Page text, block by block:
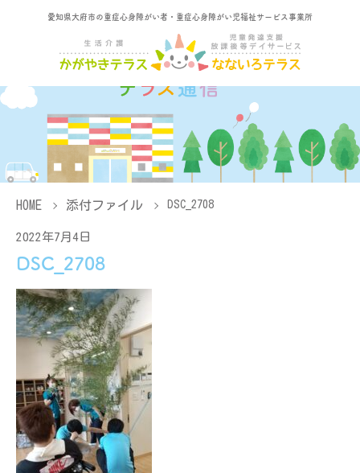
愛知県大府市の重症心身障がい者・重症心身障がい児福祉サービス事業所
HOME 添付ファイル DSC_2708
2022年7月4日
DSC_2708